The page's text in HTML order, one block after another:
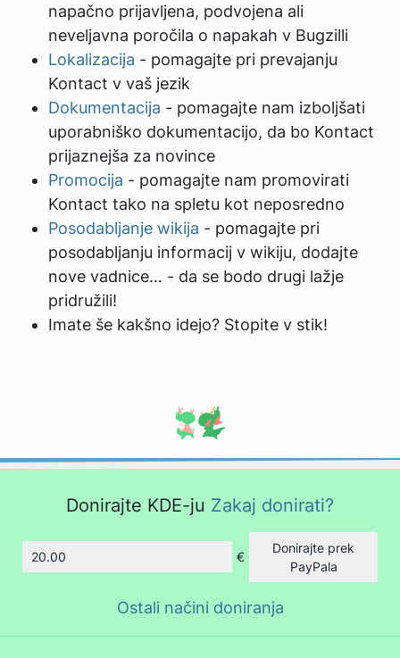
napačno prijavljena, podvojena ali
neveljavna poročila o napakah v Bugzilli
Lokalizacija - pomagajte pri prevajanju
Kontact v vaš jezik
Dokumentacija - pomagajte nam izboljšati
uporabniško dokumentacijo, da bo Kontact
prijaznejša za novince
Promocija - pomagajte nam promovirati
Kontact tako na spletu kot neposredno
Posodabljanje wikija - pomagajte pri
posodabljanju informacij v wikiju, dodajte
nove vadnice… - da se bodo drugi lažje
pridružili!
Imate še kakšno idejo? Stopite v stik!
Donirajte KDE-ju Zakaj donirati?
Znesek
€
Donirajte prek
PayPala
Ostali načini doniranja